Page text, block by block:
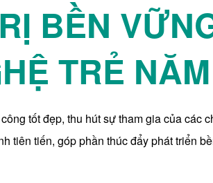
BỀN
TRẺ
tốt đẹp, thu hút sự tham gia của các
tiên tiến, góp phần thúc đẩy phát triển